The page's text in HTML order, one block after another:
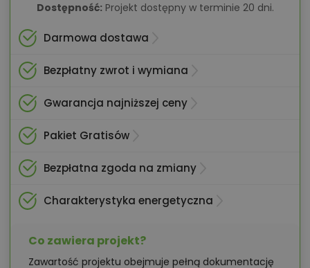
Dostępność: Projekt dostępny w terminie 20 dni.
Darmowa dostawa
Bezpłatny zwrot i wymiana
Gwarancja najniższej ceny
Pakiet Gratisów
Bezpłatna zgoda na zmiany
Charakterystyka energetyczna
Co zawiera projekt?
Zawartość projektu obejmuje pełną dokumentację